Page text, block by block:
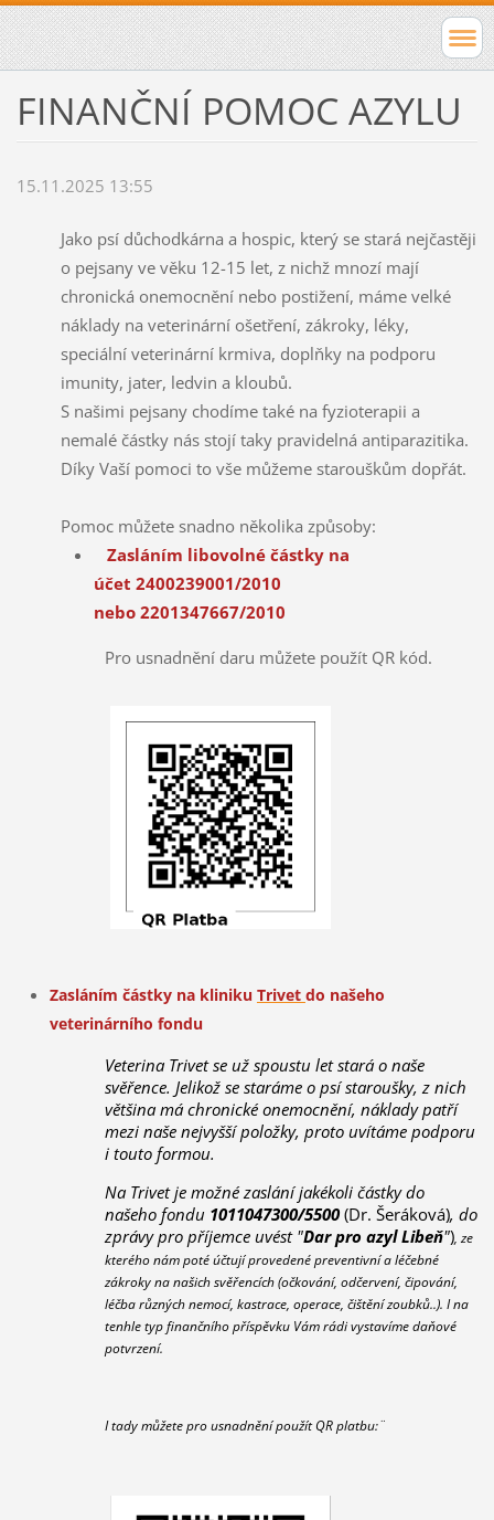
FINANČNÍ POMOC AZYLU
15.11.2025 13:55
Jako psí důchodkárna a hospic, který se stará nejčastěji
o pejsany ve věku 12-15 let, z nichž mnozí mají
chronická onemocnění nebo postižení, máme velké
náklady na veterinární ošetření, zákroky, léky,
speciální veterinární krmiva, doplňky na podporu
imunity, jater, ledvin a kloubů.
S našimi pejsany chodíme také na fyzioterapii a
nemalé částky nás stojí taky pravidelná antiparazitika.
Díky Vaší pomoci to vše můžeme starouškům dopřát.
Pomoc můžete snadno několika způsoby:
Zasláním libovolné částky na
účet 2400239001/2010
nebo 2201347667/2010
Pro usnadnění daru můžete použít QR kód.
Zasláním částky na kliniku Trivet do našeho
veterinárního fondu
​Veterina Trivet se už spoustu let stará o naše
svěřence. Jelikož se staráme o psí staroušky, z nich
většina má chronické onemocnění, náklady patří
mezi naše nejvyšší položky, proto uvítáme podporu
i touto formou.
Na Trivet je možné zaslání jakékoli částky do
našeho fondu 1011047300/5500(Dr. Šeráková), do
zprávy pro příjemce uvést "Dar pro azyl Libeň"), ze
kterého nám poté účtují provedené preventivní a léčebné
zákroky na našich svěřencích (očkování, odčervení, čipování,
léčba různých nemocí, kastrace, operace, čištění zoubků..). I na
tenhle typ finančního příspěvku Vám rádi vystavíme daňové
potvrzení.
I tady můžete pro usnadnění použít QR platbu:¨